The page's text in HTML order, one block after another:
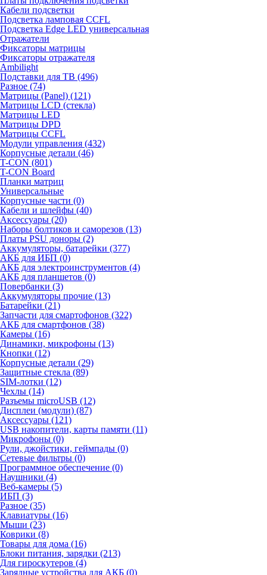
Кабели подсветки
Подсветка ламповая CCFL
Подсветка Edge LED универсальная
Отражатели
Фиксаторы матрицы
Фиксаторы отражателя
Ambilight
Подставки для ТВ (496)
Разное (74)
Матрицы (Panel) (121)
Матрицы LCD (стекла)
Матрицы LED
Матрицы DPD
Матрицы CCFL
Модули управления (432)
Корпусные детали (46)
T-CON (801)
T-CON Board
Планки матриц
Универсальные
Корпусные части (0)
Кабели и шлейфы (40)
Аксессуары (20)
Наборы болтиков и саморезов (13)
Платы PSU доноры (2)
Аккумуляторы, батарейки (377)
АКБ для ИБП (0)
АКБ для электроинструментов (4)
АКБ для планшетов (0)
Повербанки (3)
Аккумуляторы прочие (13)
Батарейки (21)
Запчасти для смартофонов (322)
АКБ для смартфонов (38)
Камеры (16)
Динамики, микрофоны (13)
Кнопки (12)
Корпусные детали (29)
Защитные стекла (89)
SIM-лотки (12)
Чехлы (14)
Разъемы microUSB (12)
Дисплеи (модули) (87)
Аксессуары (121)
USB накопители, карты памяти (11)
Микрофоны (0)
Рули, джойстики, геймпады (0)
Сетевые фильтры (0)
Программное обеспечение (0)
Наушники (4)
Веб-камеры (5)
ИБП (3)
Разное (35)
Клавиатуры (16)
Мыши (23)
Коврики (8)
Товары для дома (16)
Блоки питания, зарядки (213)
Для гироскутеров (4)
Зарядные устройства для АКБ (0)